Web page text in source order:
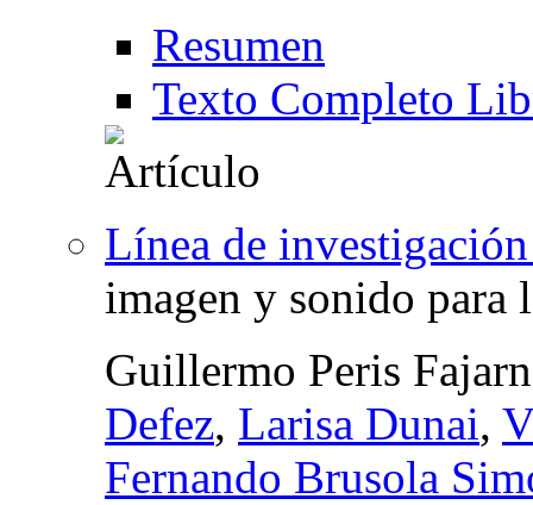
Resumen
Texto Completo
Línea de
imagen y sonido para
Guillermo Peris
Defez, Larisa Dunai,
Fernando Brusola